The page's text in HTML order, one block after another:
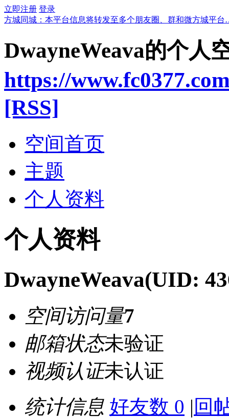
立即注册 登录
方城同城：本平台信息将转发至多个朋友圈、群和微方城平
DwayneWeava的个人
https://
[RSS]
空间首页
主题
个人资料
个人资料
DwayneWeava(UID:
空间访问量7
邮箱状态未验证
视频认证未认证
统计信息 好友数 0 | 回